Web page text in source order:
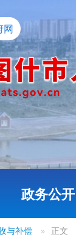
网
政务公开
与补偿 » 正文